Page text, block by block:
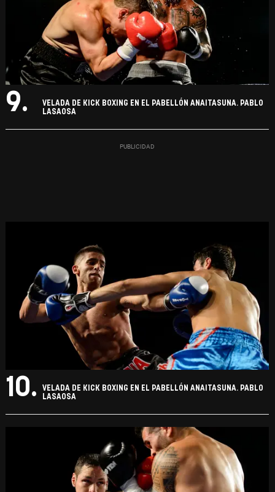
9.
VELADA DE KICK BOXING EN EL PABELLÓN ANAITASUNA. PABLO
LASAOSA
10.
VELADA DE KICK BOXING EN EL PABELLÓN ANAITASUNA. PABLO
LASAOSA